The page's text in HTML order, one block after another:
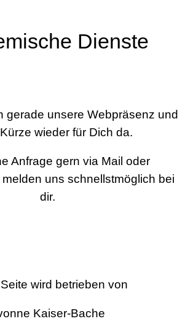
Dienste
gerade unsere Webpräsenz und
wieder für Dich da.
Anfrage gern via Mail oder
uns schnellstmöglich bei
dir.
wird betrieben von
Kaiser-Bache